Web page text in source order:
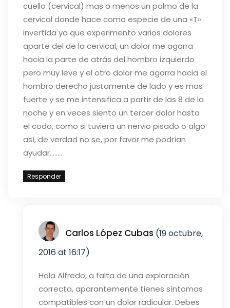
cuello (cervical) mas o menos un palmo de la
cervical donde hace como especie de una «T»
invertida ya que experimento varios dolores
aparte del de la cervical, un dolor me agarra
hacia la parte de atrás del hombro izquierdo
pero muy leve y el otro dolor me agarra hacia el
hombro derecho justamente de lado y es mas
fuerte y se me intensifica a partir de las 8 de la
noche y en veces siento un tercer dolor hasta
el codo, como si tuviera un nervio pisado o algo
así, de verdad no se, por favor me podrían
ayudar……..
Responder
Carlos López Cubas (19 octubre,
2016 at 16:17)
Hola Alfredo, a falta de una exploración
correcta, aparantemente tienes síntomas
compatibles con un dolor radicular. Debes